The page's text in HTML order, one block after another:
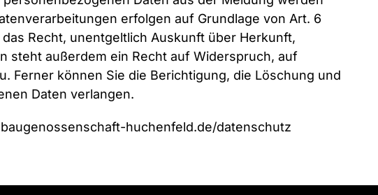
erfolgen auf Grundlage von Art. 6
das Recht, unentgeltlich Auskunft über Herkunft,
steht außerdem ein Recht auf Widerspruch, auf
Ferner können Sie die Berichtigung, die Löschung und
Daten verlangen.
huchenfeld.de/datenschutz